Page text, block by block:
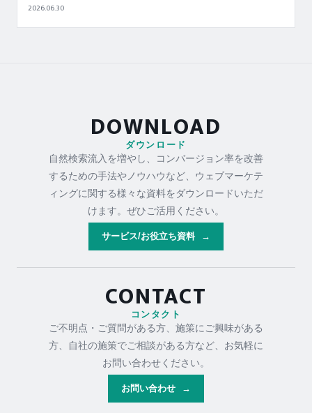
2026.06.30
DOWNLOAD
ダウンロード
自然検索流入を増やし、コンバージョン率を改善
するための手法やノウハウなど、ウェブマーケテ
ィングに関する様々な資料をダウンロードいただ
けます。ぜひご活用ください。
サービス/お役立ち資料 →
CONTACT
コンタクト
ご不明点・ご質問がある方、施策にご興味がある
方、自社の施策でご相談がある方など、お気軽に
お問い合わせください。
お問い合わせ →